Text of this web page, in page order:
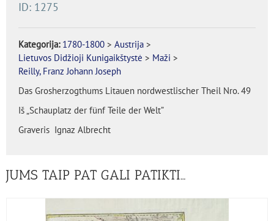
ID: 1275
Kategorija: 1780-1800 > Austrija >
Lietuvos Didžioji Kunigaikštystė > Maži >
Reilly, Franz Johann Joseph
Das Grosherzogthums Litauen nordwestlischer Theil Nro. 49
Iš „Schauplatz der fünf Teile der Welt”
Graveris Ignaz Albrecht
JUMS TAIP PAT GALI PATIKTI…